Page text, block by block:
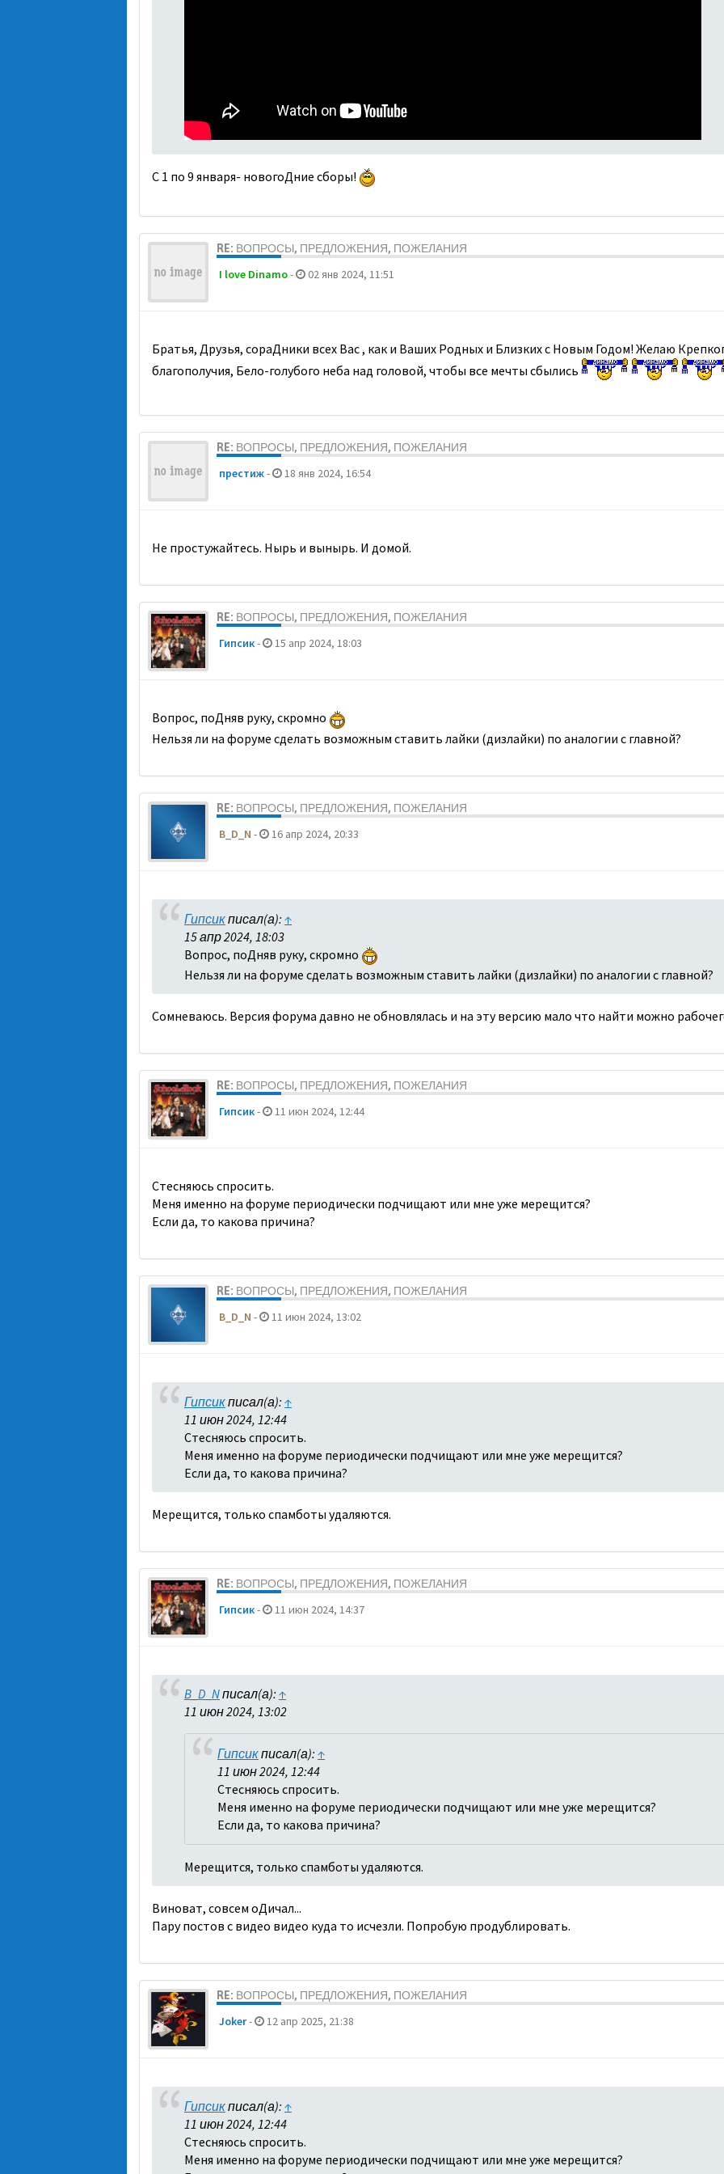
С 1 по 9 января- новогоДние сборы!
RE: ВОПРОСЫ, ПРЕДЛОЖЕНИЯ, ПОЖЕЛАНИЯ
I love Dinamo- 02 янв 2024, 11:51
Братья, Друзья, сораДники всех Вас , как и Ваших Родных и Близких с Новым Годом! Желаю
благополучия, Бело-голубого неба над головой, чтобы все мечты сбылись
RE: ВОПРОСЫ, ПРЕДЛОЖЕНИЯ, ПОЖЕЛАНИЯ
престиж- 18 янв 2024, 16:54
Не простужайтесь. Нырь и вынырь. И домой.
RE: ВОПРОСЫ, ПРЕДЛОЖЕНИЯ, ПОЖЕЛАНИЯ
Гипсик- 15 апр 2024, 18:03
Вопрос, поДняв руку, скромно
Нельзя ли на форуме сделать возможным ставить лайки (дизлайки) по аналогии с главной?
RE: ВОПРОСЫ, ПРЕДЛОЖЕНИЯ, ПОЖЕЛАНИЯ
B_D_N - 16 апр 2024, 20:33
Гипсикписал(а): ↑
15 апр 2024, 18:03
Вопрос, поДняв руку, скромно
Нельзя ли на форуме сделать возможным ставить лайки (дизлайки) по аналогии с главной?
Сомневаюсь. Версия форума давно не обновлялась и на эту версию мало что найти можно
RE: ВОПРОСЫ, ПРЕДЛОЖЕНИЯ, ПОЖЕЛАНИЯ
Гипсик- 11 июн 2024, 12:44
Стесняюсь спросить.
Меня именно на форуме периодически подчищают или мне уже мерещится?
Если да, то какова причина?
RE: ВОПРОСЫ, ПРЕДЛОЖЕНИЯ, ПОЖЕЛАНИЯ
B_D_N - 11 июн 2024, 13:02
Гипсикписал(а): ↑
11 июн 2024, 12:44
Стесняюсь спросить.
Меня именно на форуме периодически подчищают или мне уже мерещится?
Если да, то какова причина?
Мерещится, только спамботы удаляются.
RE: ВОПРОСЫ, ПРЕДЛОЖЕНИЯ, ПОЖЕЛАНИЯ
Гипсик- 11 июн 2024, 14:37
B_D_Nписал(а): ↑
11 июн 2024, 13:02
Гипсикписал(а): ↑
11 июн 2024, 12:44
Стесняюсь спросить.
Меня именно на форуме периодически подчищают или мне уже мерещится?
Если да, то какова причина?
Мерещится, только спамботы удаляются.
Виноват, совсем оДичал...
Пару постов с видео видео куда то исчезли. Попробую продублировать.
RE: ВОПРОСЫ, ПРЕДЛОЖЕНИЯ, ПОЖЕЛАНИЯ
Joker- 12 апр 2025, 21:38
Гипсикписал(а): ↑
11 июн 2024, 12:44
Стесняюсь спросить.
Меня именно на форуме периодически подчищают или мне уже мерещится?